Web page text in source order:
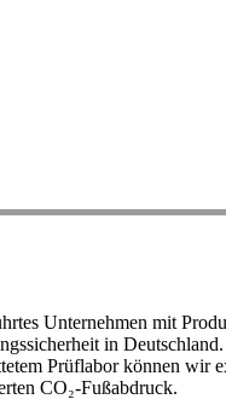
Unternehmen mit
in
Prüflabor können
CO₂-Fußabdruck.